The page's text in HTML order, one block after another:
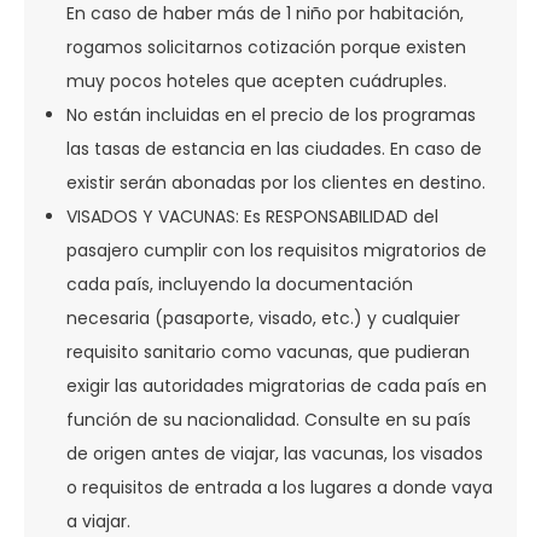
En caso de haber más de 1 niño por habitación,
rogamos solicitarnos cotización porque existen
muy pocos hoteles que acepten cuádruples.
No están incluidas en el precio de los programas
las tasas de estancia en las ciudades. En caso de
existir serán abonadas por los clientes en destino.
VISADOS Y VACUNAS: Es RESPONSABILIDAD del
pasajero cumplir con los requisitos migratorios de
cada país, incluyendo la documentación
necesaria (pasaporte, visado, etc.) y cualquier
requisito sanitario como vacunas, que pudieran
exigir las autoridades migratorias de cada país en
función de su nacionalidad. Consulte en su país
de origen antes de viajar, las vacunas, los visados
o requisitos de entrada a los lugares a donde vaya
a viajar.